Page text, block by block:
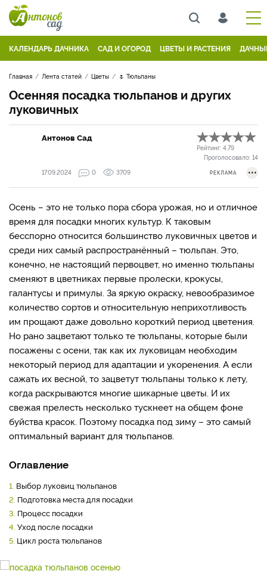
КАЛЕНДАРЬ ДАЧНИКА САД И ОГОРОД ЦВЕТЫ И РАСТЕНИЯ
Главная Лента статей Цветы 🌷 Тюльпаны
Осенняя посадка тюльпанов и других
луковичных
Антонов Сад
Рейтинг: 4.79
Проголосовало: 14
17.09.2024
0 3709 РЕКЛАМА
Осень – это не только пора сбора урожая, но и отличное
время для посадки многих культур. К таковым
бесспорно относится большинство луковичных цветов и
среди них самый распространённый – тюльпан. Это,
конечно, не настоящий первоцвет, но именно тюльпаны
сменяют в цветниках первые пролески, крокусы,
галантусы и примулы. За яркую окраску, невообразимое
количество сортов и относительную неприхотливость
им прощают даже довольно короткий период цветения.
Но рано зацветают только те тюльпаны, которые были
посажены с осени, так как их луковицам необходим
некоторый период для адаптации и укоренения. А если
сажать их весной, то зацветут тюльпаны только к лету,
когда раскрываются многие шикарные цветы. И их
свежая прелесть несколько тускнеет на общем фоне
буйства красок. Поэтому посадка под зиму – это самый
оптимальный вариант для тюльпанов.
Оглавление
1. Выбор луковиц тюльпанов
2. Подготовка места для посадки
3. Процесс посадки
4. Уход после посадки
5. Цикл роста тюльпанов